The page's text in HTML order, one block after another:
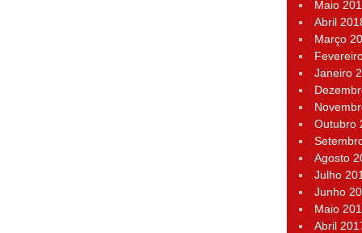
Maio
Abril
Março
Janeiro
Outubro
Agosto
Julho
Junho
Maio
Abril